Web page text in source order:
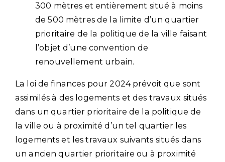
300 mètres et entièrement situé à moins
de 500 mètres de la limite d’un quartier
prioritaire de la politique de la ville faisant
l’objet d’une convention de
renouvellement urbain.
La loi de finances pour 2024 prévoit que sont
assimilés à des logements et des travaux situés
dans un quartier prioritaire de la politique de
la ville ou à proximité d’un tel quartier les
logements et les travaux suivants situés dans
un ancien quartier prioritaire ou à proximité